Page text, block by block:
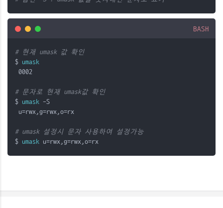
BASH
# 현재 umask 값 확인
$ umask
0002
# 문자로 현재 umask값 확인
$ umask -S
u=rwx,g=rwx,o=rx
# umask 설정시 문자 사용하여 설정가능
$ umask u=rwx,g=rwx,o=rx